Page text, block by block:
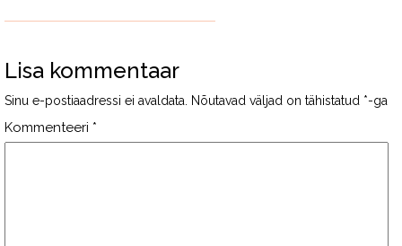
Lisa kommentaar
Sinu e-postiaadressi ei avaldata. Nõutavad väljad on tähistatud *-ga
Kommenteeri *